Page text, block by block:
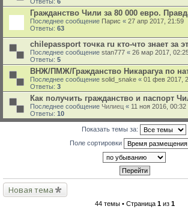
Гражданство Чили за 80 000 евро.
Последнее сообщение Парис « 27 апр 2017, 21:59
Ответы: 63
chilepassport точка ru кто-что знает за
Последнее сообщение stan777 « 26 мар 2017,
Ответы: 5
ВНЖ/ПМЖ/Гражданство Никарагуа по
Последнее сообщение solid_snake « 01 фев 2017,
Ответы: 3
Как получить гражданство и паспорт
Последнее сообщение Чилиец « 11 ноя 2016, 00:32
Ответы: 10
Показать темы за:
Поле сортировки
Новая тема
44 темы • Страница 1из 1